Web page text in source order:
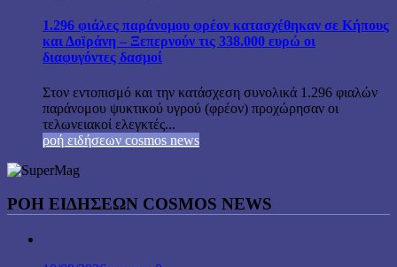
1.296 φιάλες παράνομου φρέον κατασχέθηκαν σε Κήπους
και Δοϊράνη – Ξεπερνούν τις 338.000 ευρώ οι
διαφυγόντες δασμοί
Στον εντοπισμό και την κατάσχεση συνολικά 1.296 φιαλών
παράνομου ψυκτικού υγρού (φρέον) προχώρησαν οι
τελωνειακοί ελεγκτές...
ροή ειδήσεων cosmos news
ΡΟΉ ΕΙΔΉΣΕΩΝ COSMOS NEWS